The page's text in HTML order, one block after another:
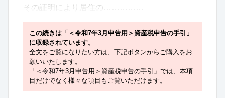
その証明により居住の……………
この続きは「＜令和7年3月申告用＞資産税申告の手引」
に収録されています。
全文をご覧になりたい方は、下記ボタンからご購入をお
願いいたします。
「＜令和7年3月申告用＞資産税申告の手引」では、本項
目だけでなく様々な項目もご覧いただけます。